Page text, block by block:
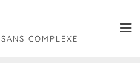
COMPLEXE